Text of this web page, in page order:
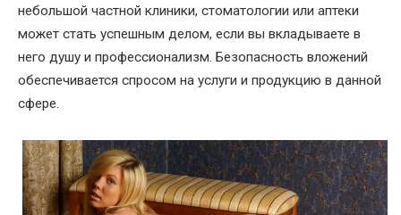
небольшой частной клиники, стоматологии или аптеки
может стать успешным делом, если вы вкладываете в
него душу и профессионализм. Безопасность вложений
обеспечивается спросом на услуги и продукцию в данной
сфере.